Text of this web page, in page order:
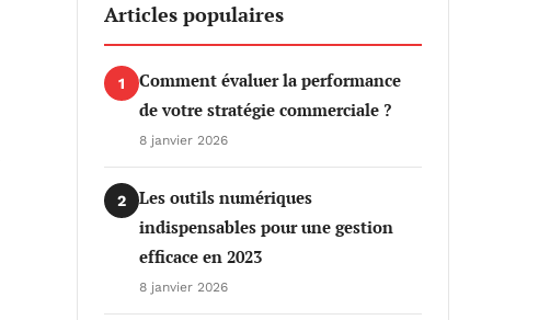
Articles populaires
1
Comment évaluer la performance
de votre stratégie commerciale ?
8 janvier 2026
2
Les outils numériques
indispensables pour une gestion
efficace en 2023
8 janvier 2026